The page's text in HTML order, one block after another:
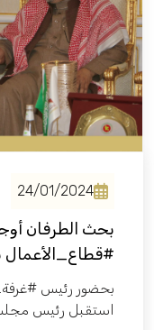
فعاليات الجوف
مشاريع الغرفة
24/01/2024
بحث الطرفان
#قطاع_الأعمال
بحضور رئيس
استقبل رئيس